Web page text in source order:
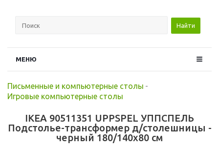
Найти
МЕНЮ
Письменные и компьютерные столы -
Игровые компьютерные столы
IKEA 90511351 UPPSPEL УППСПЕЛЬ
Подстолье-трансформер д/столешницы -
черный 180/140x80 см